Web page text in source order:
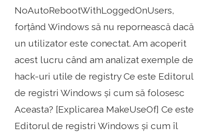
NoAutoRebootWithLoggedOnUsers,
forțând Windows să nu repornească dacă
un utilizator este conectat. Am acoperit
acest lucru când am analizat exemple de
hack-uri utile de registry Ce este Editorul
de registri Windows și cum să folosesc
Aceasta? [Explicarea MakeUseOf] Ce este
Editorul de registri Windows și cum îl